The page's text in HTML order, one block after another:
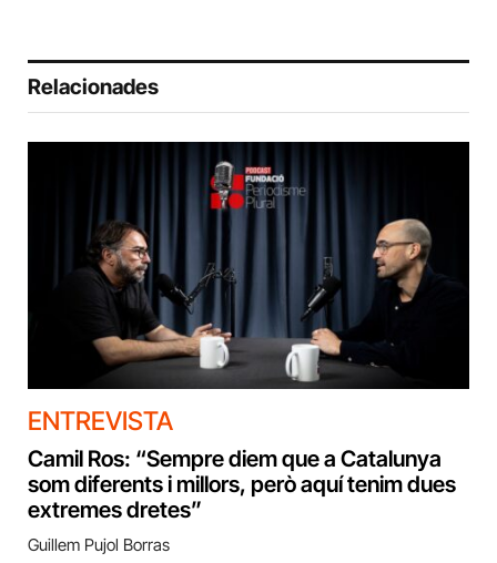
Relacionades
ENTREVISTA
Camil Ros: “Sempre diem que a Catalunya
som diferents i millors, però aquí tenim dues
extremes dretes”
Guillem Pujol Borras